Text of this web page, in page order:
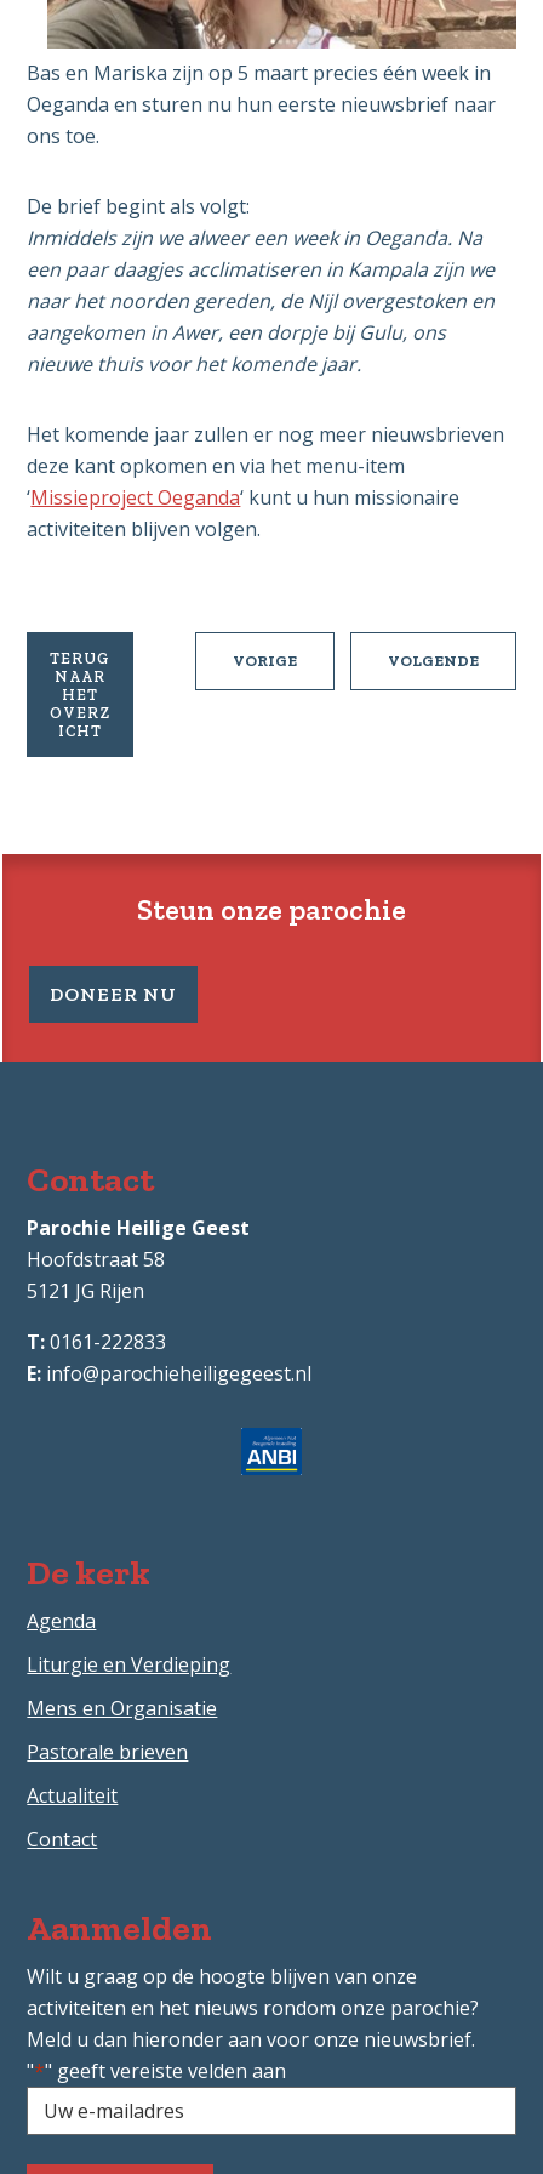
Bas en Mariska zijn op 5 maart precies één week in
Oeganda en sturen nu hun eerste nieuwsbrief naar
ons toe.
De brief begint als volgt:
Inmiddels zijn we alweer een week in Oeganda. Na
een paar daagjes acclimatiseren in Kampala zijn we
naar het noorden gereden, de Nijl overgestoken en
aangekomen in Awer, een dorpje bij Gulu, ons
nieuwe thuis voor het komende jaar.
Het komende jaar zullen er nog meer nieuwsbrieven
deze kant opkomen en via het menu-item
‘Missieproject Oeganda‘ kunt u hun missionaire
activiteiten blijven volgen.
TERUG
NAAR
HET
OVERZ
ICHT
VORIGEFRANCISCUS,VOLGENDEDIE
Steun onze parochie
DONEER NU
Contact
Parochie Heilige Geest
Hoofdstraat 58
5121 JG Rijen
0161-222833
info@parochieheiligegeest.nl
De kerk
Agenda
Liturgie en Verdieping
Mens en Organisatie
Pastorale brieven
Actualiteit
Contact
Aanmelden
Wilt u graag op de hoogte blijven van onze
activiteiten en het nieuws rondom onze parochie?
Meld u dan hieronder aan voor onze nieuwsbrief.
"*" geeft vereiste velden aan
Uw
e-
mailadres